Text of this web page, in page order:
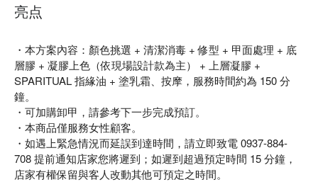
亮点
・本方案內容：顏色挑選 + 清潔消毒 + 修型 + 甲面處理 + 底
層膠 + 凝膠上色（依現場設計款為主） + 上層凝膠 +
SPARITUAL 指緣油 + 塗乳霜、按摩，服務時間約為 150 分
鐘。
・可加購卸甲，請參考下一步完成預訂。
・本商品僅服務女性顧客。
・如遇上緊急情況而延誤到達時間，請立即致電 0937-884-
708 提前通知店家您將遲到；如遲到超過預定時間 15 分鐘，
店家有權保留與客人改動其他可預定之時間。